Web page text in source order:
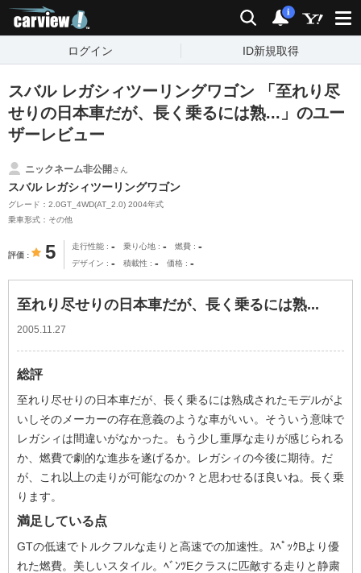
検索 通知
i
ログイン ID新規取得
スバル レガシィツーリングワゴン 「至れり尽
せりの日本車だが、長く乗るには熟...」のユー
ザーレビュー
ニックネーム非公開さん
スバル レガシィツーリングワゴン
グレード：2.0GT_4WD(AT_2.0) 2004年式
乗車形式：その他
評価 5 走行性能 - 乗り心地 - 燃費 -
デザイン - 積載性 - 価格 -
至れり尽せりの日本車だが、長く乗るには熟...
2005.11.27
総評
至れり尽せりの日本車だが、長く乗るには熟成されたモデルがよ
いしそのメーカーの存在意義のような車がいい。そういう意味で
レガシィは間違いがなかった。もう少し重厚な走りが感じられる
か、燃費で劇的な進歩を遂げるか。レガシィの今後に期待。だ
が、これ以上の走りが可能なのか？と思わせるほ良いね。長く乗
ります。
満足している点
GTの低速でトルクフルな走りと高速での加速性。ｽﾍﾟｯｸBより優
れた燃費。美しいスタイル。ﾍﾞﾝﾂEクラスに匹敵する走りと静粛